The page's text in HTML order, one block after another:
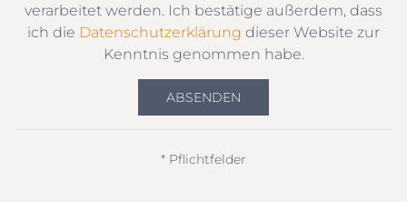
verarbeitet werden. Ich bestätige außerdem, dass
ich die Datenschutzerklärung dieser Website zur
Kenntnis genommen habe.
ABSENDEN
* Pflichtfelder